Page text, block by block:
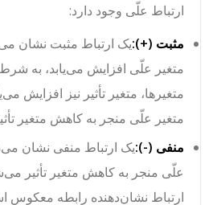
ارتباط علّی وجود دارد:
مثبت (+):یک ارتباط مثبت نشان
متغیر علّی افزایش می‌یابد، به شرط
متغیرها، متغیر تأثیر نیز افزایش
متغیر علّی منجر به کاهش متغیر
منفی (-):یک ارتباط منفی نشان
علّی منجر به کاهش متغیر تأثیر
ارتباط نشان‌دهنده رابطه معکوس